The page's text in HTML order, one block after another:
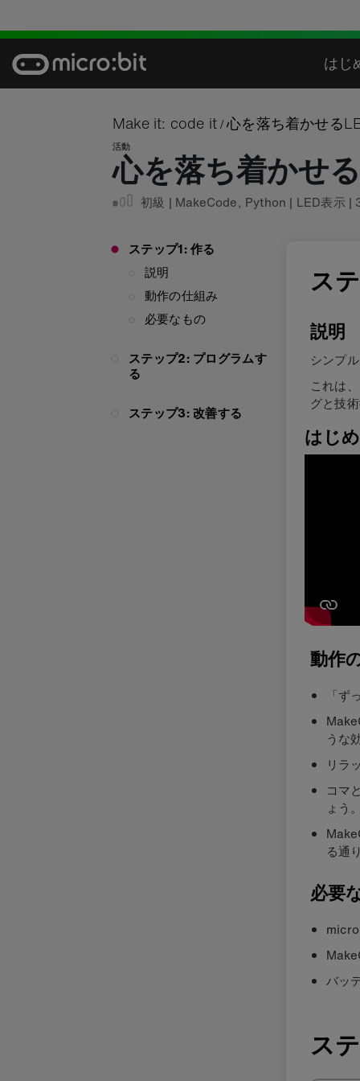
content
はじ
Make it: code it /心を落ち着かせる
活動
心を落ち着かせ
初級 | MakeCode, Python | LED表示 |
ステップ1: 作る
説明
動作の仕組み
必要なもの
ステップ2: プログラムす
る
ステップ3: 改善する
ス
説明
シンプ
これは
グと技
はじ
動作
「
うな
リラ
コマ
ょう
る通
必要
バッ
ス